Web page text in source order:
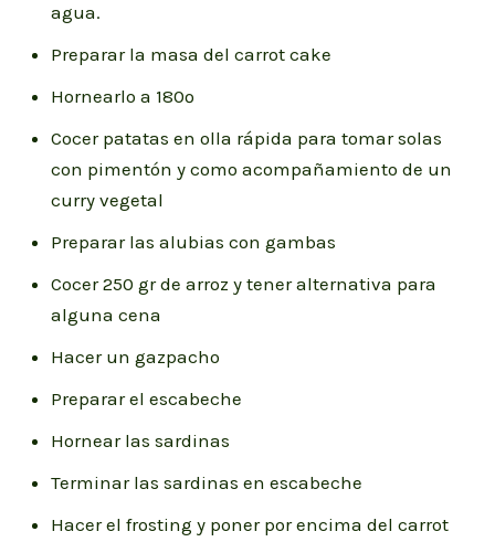
agua.
Preparar la masa del carrot cake
Hornearlo a 180º
Cocer patatas en olla rápida para tomar solas
con pimentón y como acompañamiento de un
curry vegetal
Preparar las alubias con gambas
Cocer 250 gr de arroz y tener alternativa para
alguna cena
Hacer un gazpacho
Preparar el escabeche
Hornear las sardinas
Terminar las sardinas en escabeche
Hacer el frosting y poner por encima del carrot